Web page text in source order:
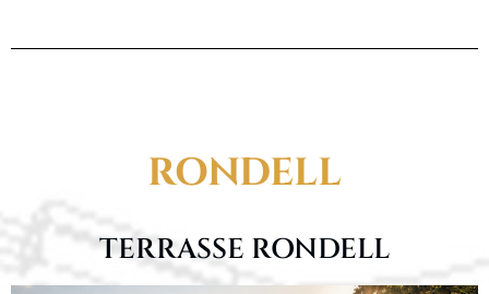
RONDELL
TERRASSE RONDELL